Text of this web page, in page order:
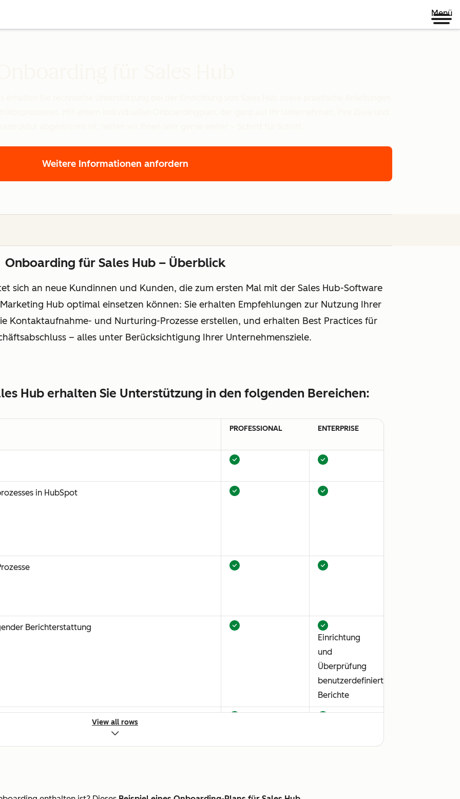
Menü
Weitere Informationen anfordern
Onboarding für Sales Hub – Überblick
sich an neue Kundinnen und Kunden, die zum ersten Mal mit der Sales Hub-Software
Hub optimal einsetzen können: Sie erhalten Empfehlungen zur Nutzung Ihrer
Kontaktaufnahme- und Nurturing-Prozesse erstellen, und erhalten Best Practices für
– alles unter Berücksichtigung Ihrer Unternehmensziele.
Hub erhalten Sie Unterstützung in den folgenden Bereichen:
PROFESSIONAL ENTERPRISE
in HubSpot
Berichterstattung
Einrichtung
und
Überprüfung
benutzerdefinierter
Berichte
und Ressourcen)
View all rows